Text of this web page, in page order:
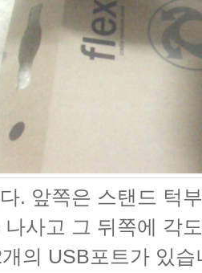
. 앞쪽은 스탠드 턱
나사고 그 뒤쪽에 각
의 USB포트가 있습